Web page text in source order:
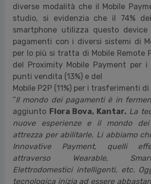
diverse modalità che il Mobile
studio, si evidenzia che il 74%
smartphone utilizza questo
pagamenti con i diversi sistemi di
per lo più si tratta di Mobile Remote
del Proximity Mobile Payment per i
punti vendita (13%) e del
Mobile P2P (11%) per i trasferimenti
“Il mondo dei pagamenti è in
aggiunto Flora Bova, Kantar. La
nuove esperienze e il mondo
attrezza per abilitarle. Li abbiamo
Innovative Payment, quelli
attraverso Wearable,
Elettrodomestici intelligenti, etc.
tecnologica inizia ad essere